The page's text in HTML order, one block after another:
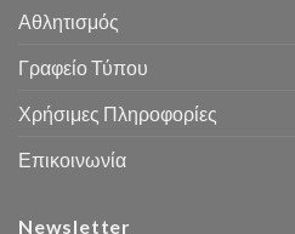
Αθλητισμός
Γραφείο Τύπου
Χρήσιμες Πληροφορίες
Επικοινωνία
Newsletter